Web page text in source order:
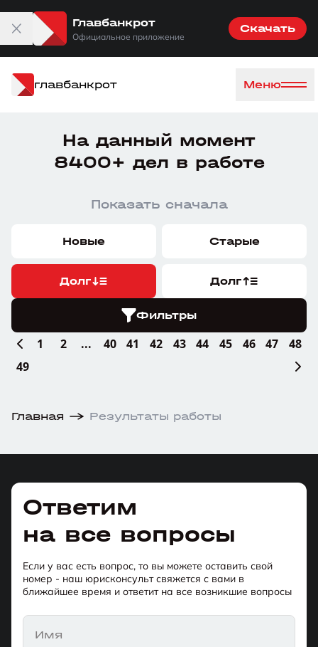
Главбанкрот
Официальное приложение
Скачать
главбанкрот Меню
На данный момент
8400+ дел в работе
Показать сначала
Новые Старые
Долг Долг
Фильтры
1 2 ... 40 41 42 43 44 45 46 47
48
49
Главная Результаты работы
Ответим
на все вопросы
Если у вас есть вопрос, то вы можете оставить свой
номер - наш юрисконсульт свяжется с вами в
ближайшее время и ответит на все возникшие вопросы
Имя